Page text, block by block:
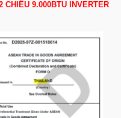
CHIỀU 9.000BTU INVERTER